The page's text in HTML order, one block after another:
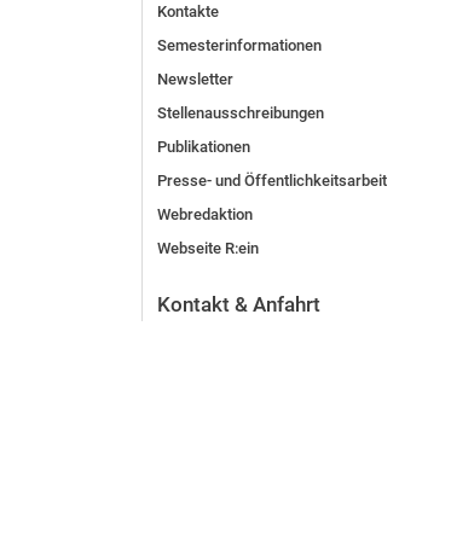
Kontakte
Semesterinformationen
Newsletter
Stellenausschreibungen
Publikationen
Presse- und Öffentlichkeitsarbeit
Webredaktion
Webseite R:ein
Kontakt & Anfahrt